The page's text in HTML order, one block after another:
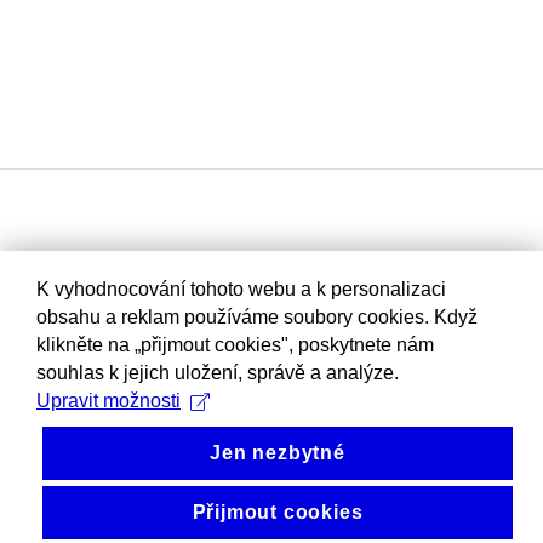
K vyhodnocování tohoto webu a k personalizaci
obsahu a reklam používáme soubory cookies. Když
klikněte na „přijmout cookies", poskytnete nám
souhlas k jejich uložení, správě a analýze.
Upravit možnosti
Jen nezbytné
Přijmout cookies